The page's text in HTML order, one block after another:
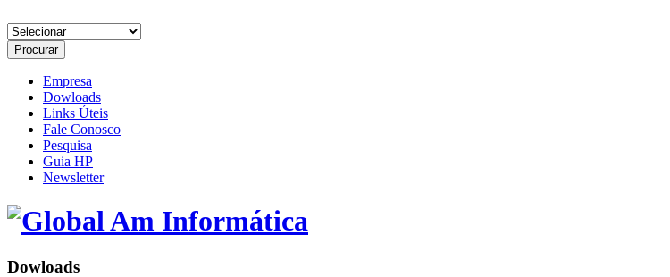
Empresa
Dowloads
Links Úteis
Fale Conosco
Pesquisa
Guia HP
Newsletter
Dowloads